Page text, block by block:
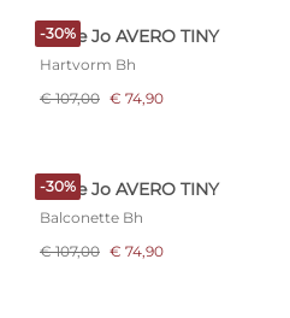
-30%
Marie Jo AVERO TINY
Hartvorm Bh
€ 107,00 € 74,90
-30%
Marie Jo AVERO TINY
Balconette Bh
€ 107,00 € 74,90